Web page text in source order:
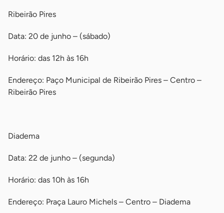
Ribeirão Pires
Data: 20 de junho – (sábado)
Horário: das 12h às 16h
Endereço: Paço Municipal de Ribeirão Pires – Centro –
Ribeirão Pires
Diadema
Data: 22 de junho – (segunda)
Horário: das 10h às 16h
Endereço: Praça Lauro Michels – Centro – Diadema